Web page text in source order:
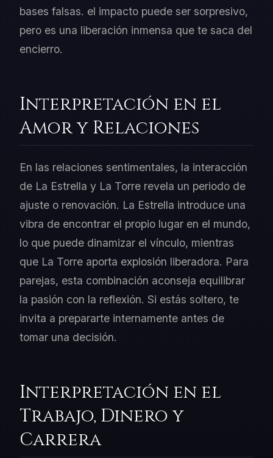
bases falsas. el impacto puede ser sorpresivo,
pero es una liberación inmensa que te saca del
encierro.
Interpretación en el
Amor y Relaciones
En las relaciones sentimentales, la interacción
de La Estrella y La Torre revela un periodo de
ajuste o renovación. La Estrella introduce una
vibra de encontrar el propio lugar en el mundo,
lo que puede dinamizar el vínculo, mientras
que La Torre aporta explosión liberadora. Para
parejas, esta combinación aconseja equilibrar
la pasión con la reflexión. Si estás soltero, te
invita a prepararte internamente antes de
tomar una decisión.
Interpretación en el
Trabajo, Dinero y
Carrera